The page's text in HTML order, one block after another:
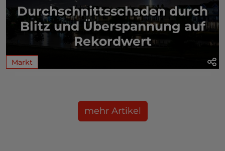
Durchschnittsschaden durch
Blitz und Überspannung auf
Rekordwert
Markt
mehr Artikel